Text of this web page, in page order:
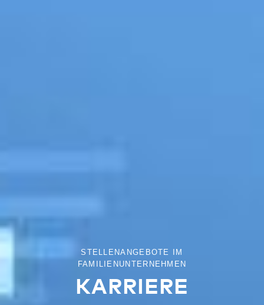
STELLENANGEBOTE IM
FAMILIENUNTERNEHMEN
KARRIERE